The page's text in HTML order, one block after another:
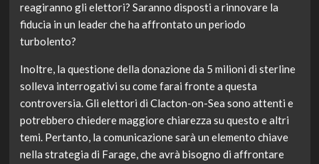
reagiranno gli elettori? Saranno disposti a rinnovare la
fiducia in un leader che ha affrontato un periodo
turbolento?
Inoltre, la questione della donazione da 5 milioni di sterline
solleva interrogativi su come farai fronte a questa
controversia. Gli elettori di Clacton-on-Sea sono attenti e
potrebbero chiedere maggiore chiarezza su questo e altri
temi. Pertanto, la comunicazione sarà un elemento chiave
nella strategia di Farage, che avrà bisogno di affrontare